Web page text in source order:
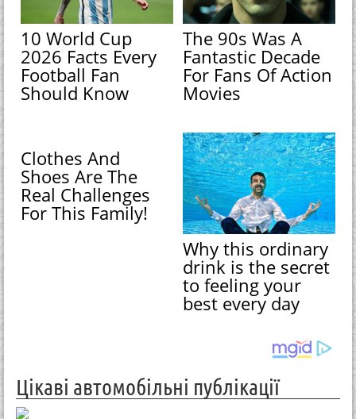
10 World Cup
2026 Facts Every
Football Fan
Should Know
The 90s Was A
Fantastic Decade
For Fans Of Action
Movies
Clothes And
Shoes Are The
Real Challenges
For This Family!
Why this ordinary
drink is the secret
to feeling your
best every day
Цікаві автомобільні публікації